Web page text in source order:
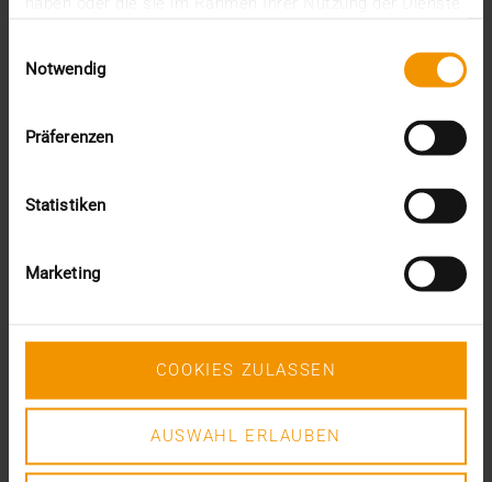
Notwendig
Präferenzen
Statistiken
Marketing
COOKIES ZULASSEN
AUSWAHL ERLAUBEN
mai (5)
avril (1)
janvier (4)
novembre (5)
juin (4)
février (1)
janvier (2)
décembre (2)